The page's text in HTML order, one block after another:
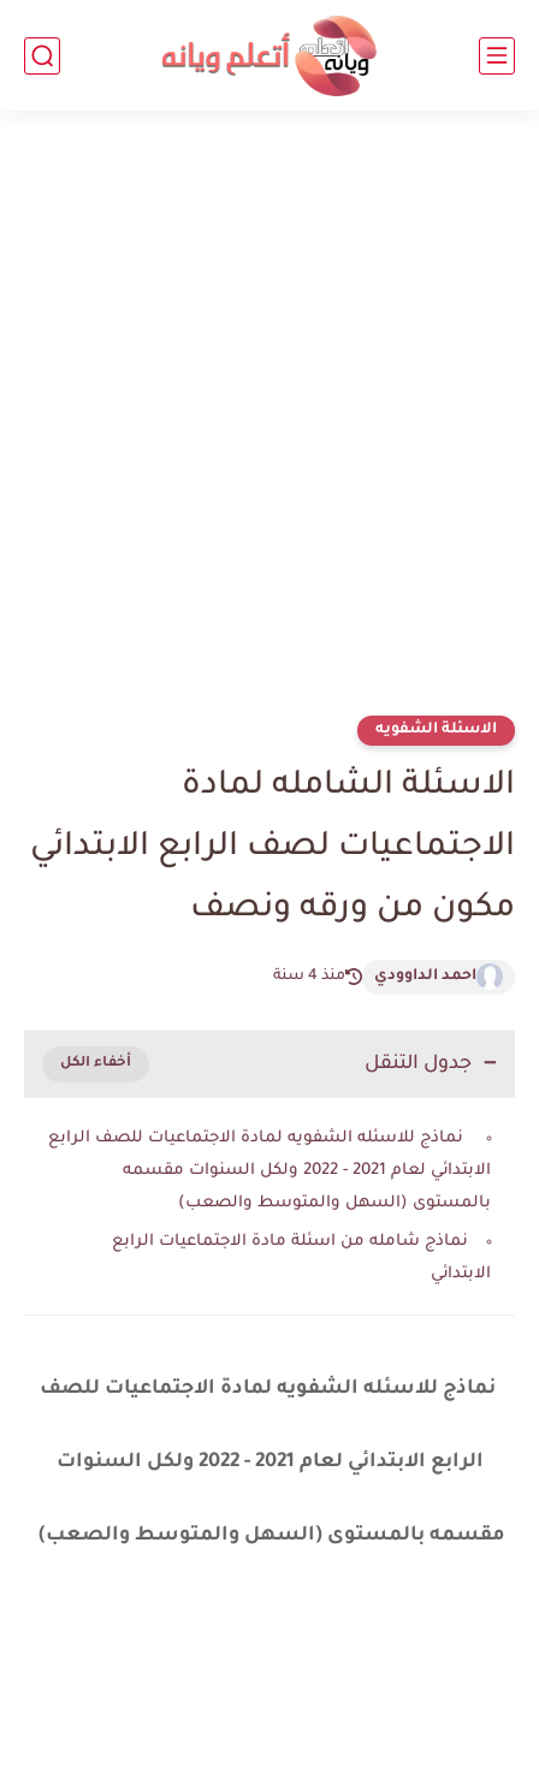
الاسئلة الشفويه
الاسئلة الشامله لمادة
الاجتماعيات لصف الرابع الابتدائي
مكون من ورقه ونصف
احمد الداوودي منذ 4 سنة
جدول التنقل
نماذج للاسئله الشفويه لمادة الاجتماعيات للصف الرابع
الابتدائي لعام 2021 - 2022 ولكل السنوات مقسمه
بالمستوى (السهل والمتوسط والصعب)
نماذج شامله من اسئلة مادة الاجتماعيات الرابع
الابتدائي
نماذج للاسئله الشفويه لمادة الاجتماعيات للصف
الرابع الابتدائي لعام 2021 - 2022 ولكل السنوات
مقسمه بالمستوى (السهل والمتوسط والصعب)